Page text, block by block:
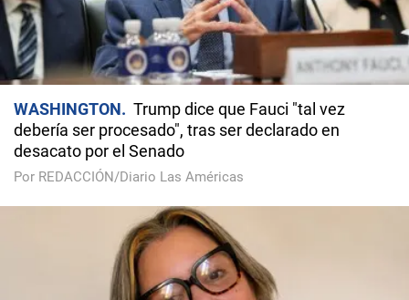
WASHINGTON
Trump dice que Fauci "tal vez
debería ser procesado", tras ser declarado en
desacato por el Senado
Por REDACCIÓN/Diario Las Américas